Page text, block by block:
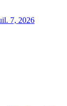
7, 2026